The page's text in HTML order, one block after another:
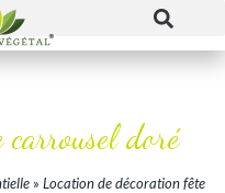
doré
» Location de décoration fête